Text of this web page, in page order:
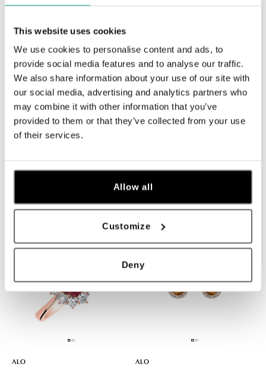
This website uses cookies
We use cookies to personalise content and ads, to
provide social media features and to analyse our traffic.
We also share information about your use of our site with
our social media, advertising and analytics partners who
may combine it with other information that you’ve
provided to them or that they’ve collected from your use
of their services.
Allow all
Customize
Deny
Prsteň s zafírom a diamantmi
od 969 €
Prsteň s rubínom a diamantmi
Trixie Princess
od 1 264 €
ALO
ALO